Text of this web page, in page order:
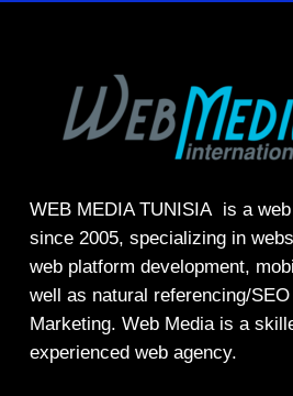
WEB MEDIA TUNISIA is a
since 2005, specializing in
web platform development,
well as natural referencing/SEO
Marketing. Web Media is a
experienced web agency.